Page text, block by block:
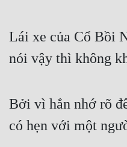
Lái xe của Cổ Bồi
nói vậy thì không
Bởi vì hắn nhớ rõ
có hẹn với một